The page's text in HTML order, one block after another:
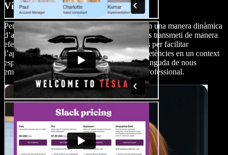
Vídeos educatius
Per als empleats, els vídeos de presentació són una manera dinàmica
d’assegurar que la informació d'onboarding es transmeti de manera
efectiva. Els vídeos de formació estan pensats per facilitar
l’aprenentatge i el desenvolupament de competències en un context
específic, ja sigui formació corporativa, benvinguda de nous
empleats o programes de desenvolupament professional.